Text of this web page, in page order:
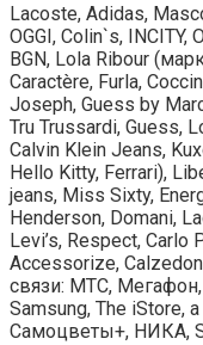
Lacoste, Adidas,
OGGI, Colin`s, INCITY,
BGN, Lola Ribour
Caractère, Furla,
Joseph, Guess by
Tru Trussardi, Guess,
Calvin Klein Jeans,
Hello Kitty, Ferrari),
jeans, Miss Sixty,
Henderson, Domani,
Levi’s, Respect, Carlo
Accessorize,
связи: МТС,
Samsung, Тhe
Самоцветы+, НИКА,